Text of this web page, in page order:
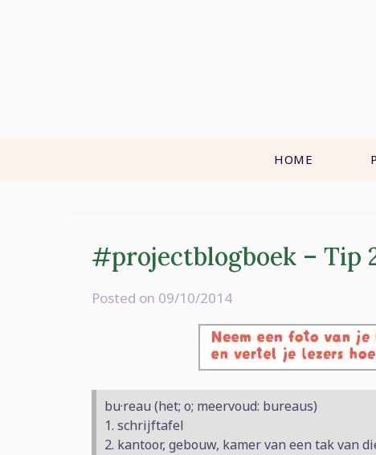
HOME
#projectblogboek – Tip
Posted on 09/10/2014
rominatje
bu·reau (het; o; meervoud: bureaus)
1. schrijftafel
2. kantoor, gebouw, kamer van een tak van